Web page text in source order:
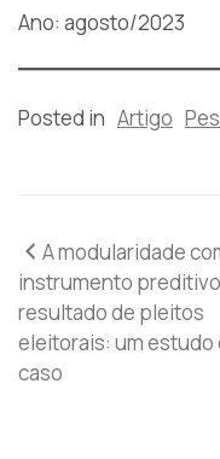
Ano: agosto/2023
Posted in Artigo
Navegação
de
Post
A modularidade
instrumento
resultado de pleitos
eleitorais: um estudo
caso